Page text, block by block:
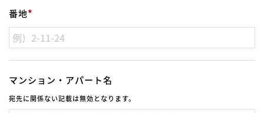
番地*
マンション・アパート名
宛先に関係ない記載は無効となります。